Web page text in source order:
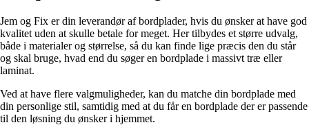
Jem og Fix er din leverandør af bordplader, hvis du ønsker at have god
kvalitet uden at skulle betale for meget. Her tilbydes et større udvalg,
både i materialer og størrelse, så du kan finde lige præcis den du står
og skal bruge, hvad end du søger en bordplade i massivt træ eller
laminat.
Ved at have flere valgmuligheder, kan du matche din bordplade med
din personlige stil, samtidig med at du får en bordplade der er passende
til den løsning du ønsker i hjemmet.